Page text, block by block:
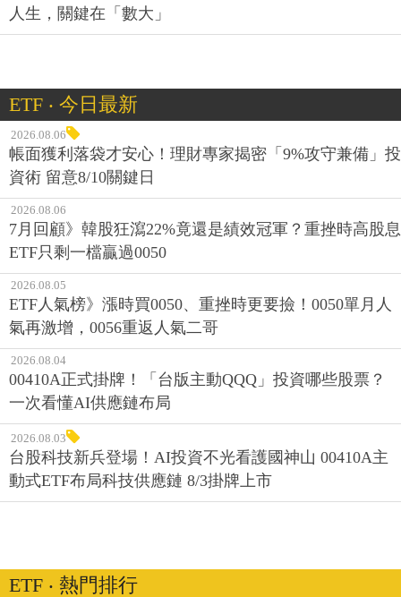
人生，關鍵在「數大」
ETF ‧ 今日最新
2026.08.06
帳面獲利落袋才安心！理財專家揭密「9%攻守兼備」投
資術 留意8/10關鍵日
2026.08.06
7月回顧》韓股狂瀉22%竟還是績效冠軍？重挫時高股息
ETF只剩一檔贏過0050
2026.08.05
ETF人氣榜》漲時買0050、重挫時更要撿！0050單月人
氣再激增，0056重返人氣二哥
2026.08.04
00410A正式掛牌！「台版主動QQQ」投資哪些股票？
一次看懂AI供應鏈布局
2026.08.03
台股科技新兵登場！AI投資不光看護國神山 00410A主
動式ETF布局科技供應鏈 8/3掛牌上市
ETF ‧ 熱門排行